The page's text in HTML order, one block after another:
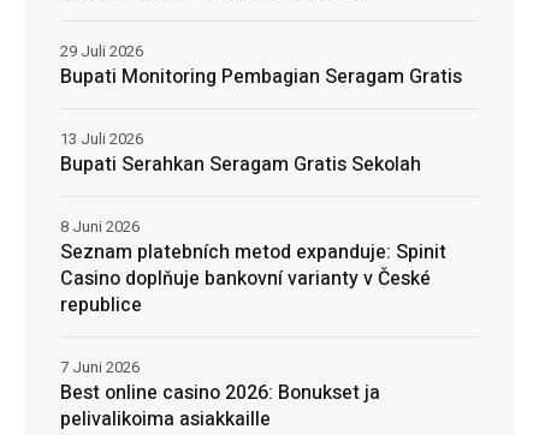
Bupati Monitoring Pembagian Seragam Gratis
29 Juli 2026
Bupati Serahkan Seragam Gratis Sekolah
13 Juli 2026
Seznam platebních metod expanduje: Spinit
Casino doplňuje bankovní varianty v České
republice
8 Juni 2026
Best online casino 2026: Bonukset ja
pelivalikoima asiakkaille
7 Juni 2026